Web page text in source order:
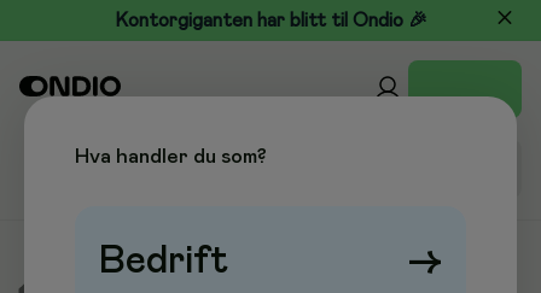
Kontorgiganten har blitt til Ondio 🎉
Hva handler du som?
Bedrift →